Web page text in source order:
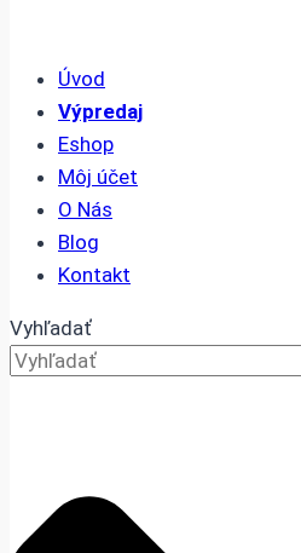
Úvod
Výpredaj
Eshop
Môj účet
O Nás
Blog
Kontakt
Vyhľadať